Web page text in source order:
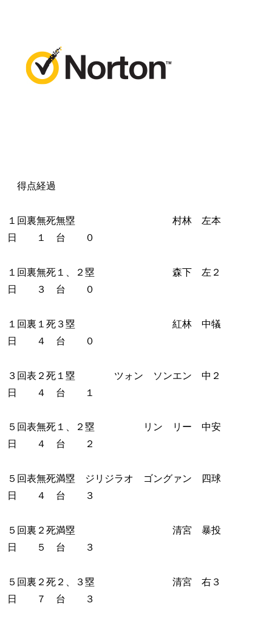
得点経過
１回裏無死無塁 村林 左本
日 １ 台 ０
１回裏無死１、２塁 森下 左２
日 ３ 台 ０
１回裏１死３塁 紅林 中犠
日 ４ 台 ０
３回表２死１塁 ツォン ソンエン 中２
日 ４ 台 １
５回表無死１、２塁 リン リー 中安
日 ４ 台 ２
５回表無死満塁 ジリジラオ ゴングァン 四球
日 ４ 台 ３
５回裏２死満塁 清宮 暴投
日 ５ 台 ３
５回裏２死２、３塁 清宮 右３
日 ７ 台 ３